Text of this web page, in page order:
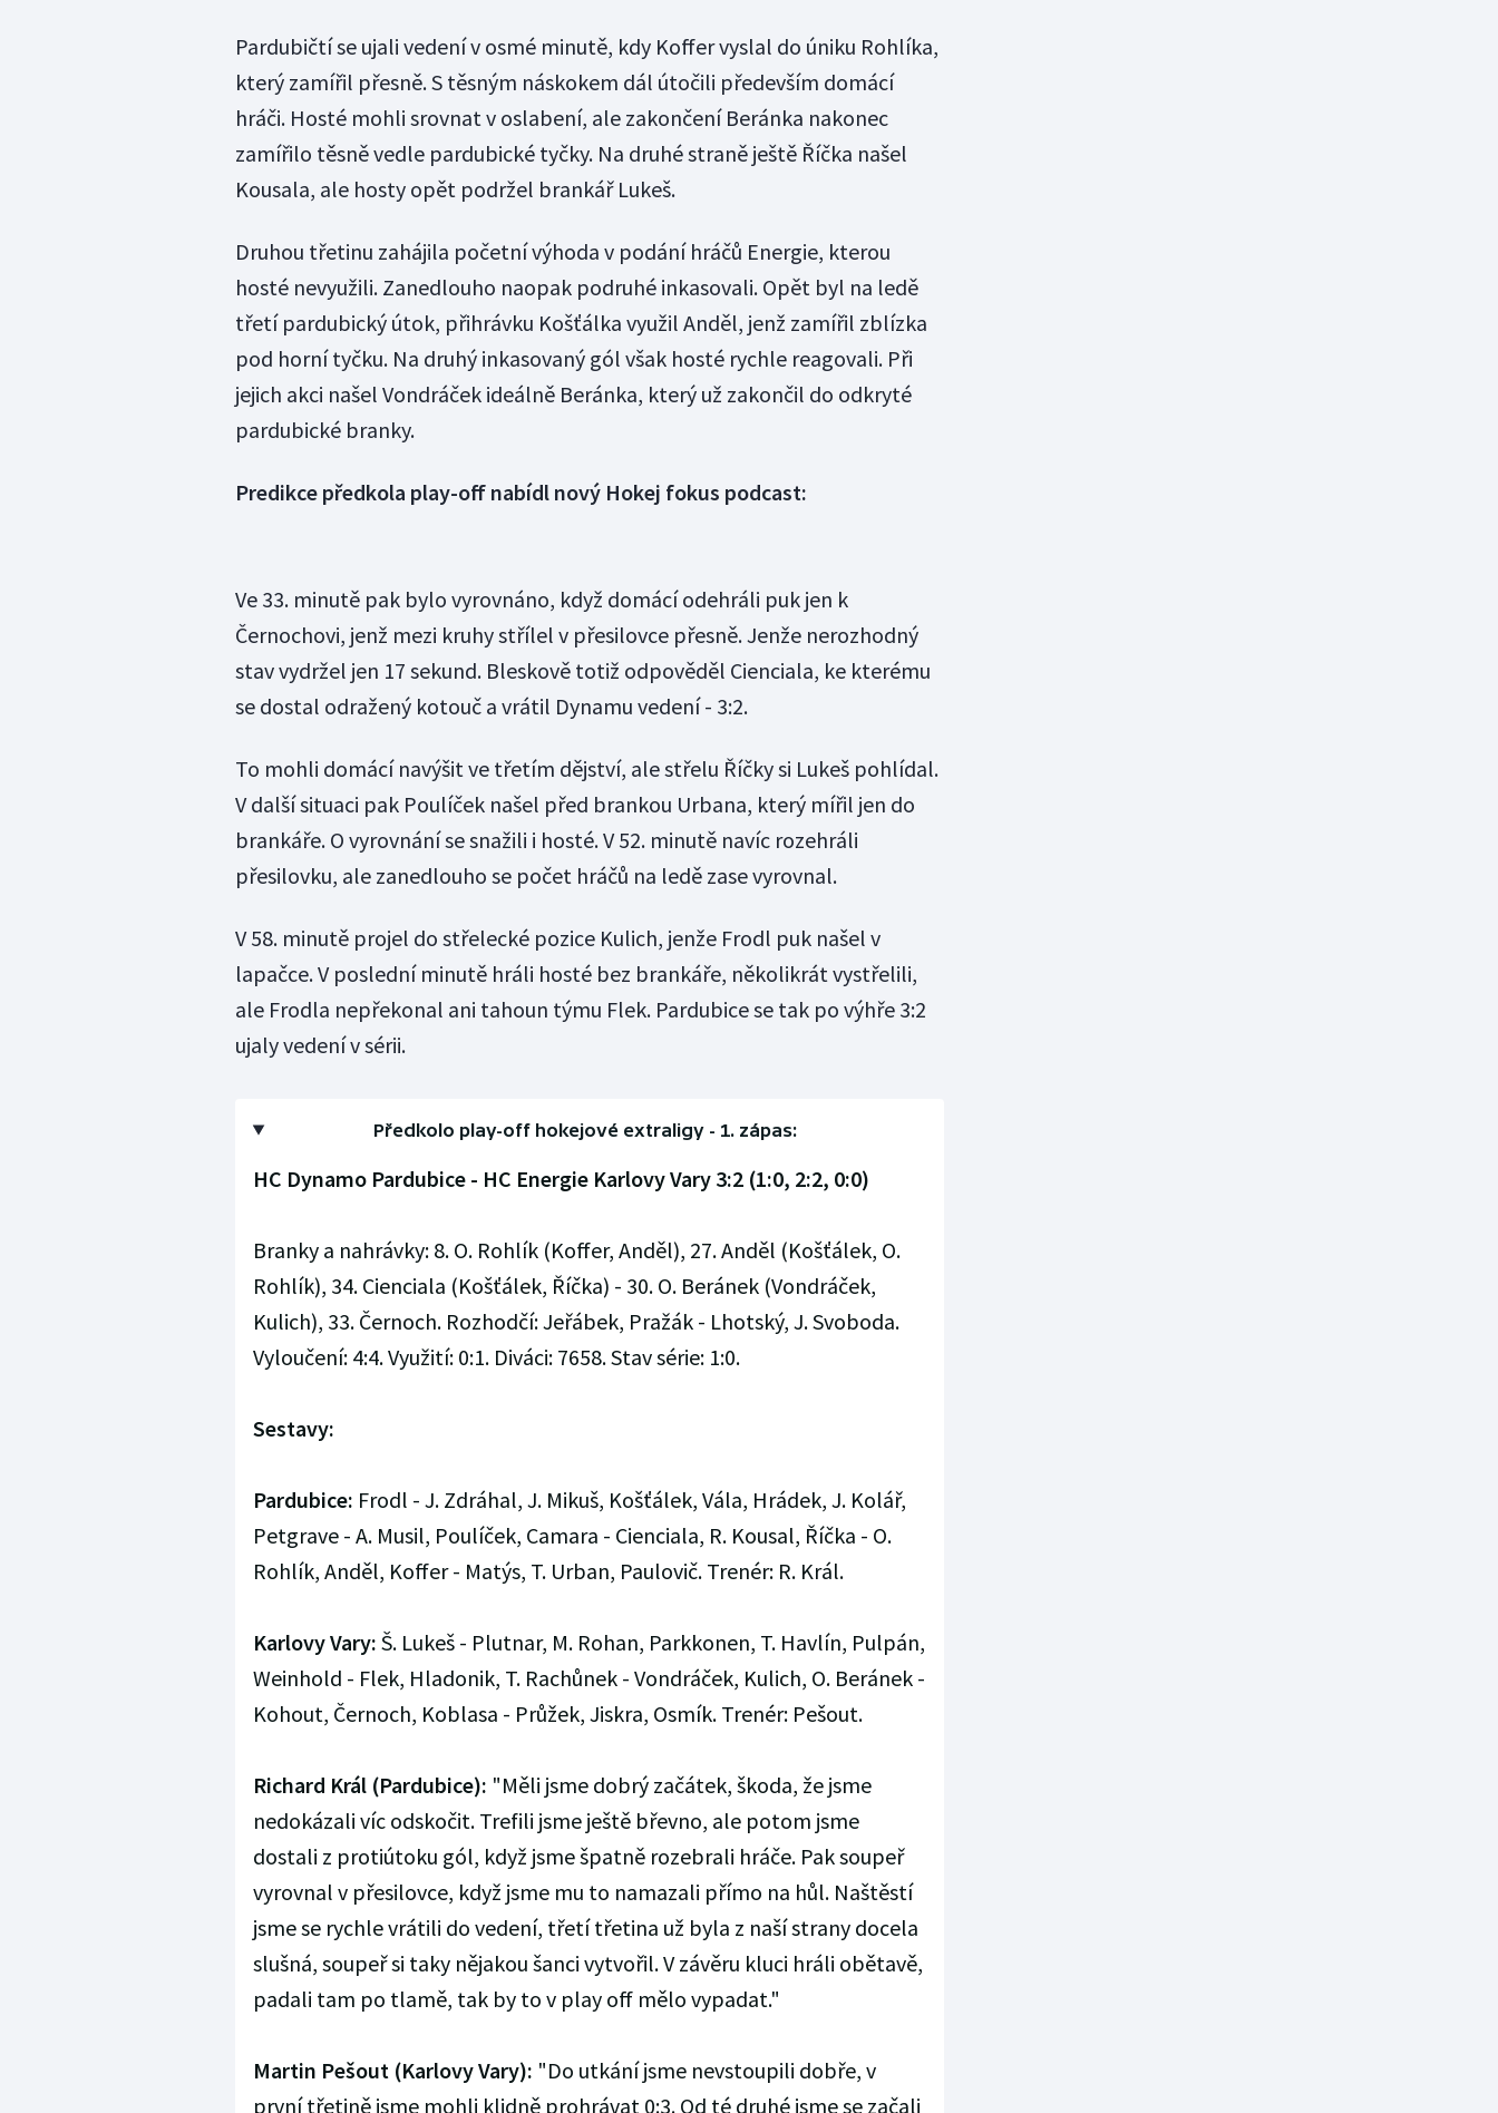
Pardubičtí se ujali vedení v osmé minutě, kdy Koffer vyslal do úniku Rohlíka,
který zamířil přesně. S těsným náskokem dál útočili především domácí
hráči. Hosté mohli srovnat v oslabení, ale zakončení Beránka nakonec
zamířilo těsně vedle pardubické tyčky. Na druhé straně ještě Říčka našel
Kousala, ale hosty opět podržel brankář Lukeš.
Druhou třetinu zahájila početní výhoda v podání hráčů Energie, kterou
hosté nevyužili. Zanedlouho naopak podruhé inkasovali. Opět byl na ledě
třetí pardubický útok, přihrávku Košťálka využil Anděl, jenž zamířil zblízka
pod horní tyčku. Na druhý inkasovaný gól však hosté rychle reagovali. Při
jejich akci našel Vondráček ideálně Beránka, který už zakončil do odkryté
pardubické branky.
Predikce předkola play-off nabídl nový Hokej fokus podcast:
Ve 33. minutě pak bylo vyrovnáno, když domácí odehráli puk jen k
Černochovi, jenž mezi kruhy střílel v přesilovce přesně. Jenže nerozhodný
stav vydržel jen 17 sekund. Bleskově totiž odpověděl Cienciala, ke kterému
se dostal odražený kotouč a vrátil Dynamu vedení - 3:2.
To mohli domácí navýšit ve třetím dějství, ale střelu Říčky si Lukeš pohlídal.
V další situaci pak Poulíček našel před brankou Urbana, který mířil jen do
brankáře. O vyrovnání se snažili i hosté. V 52. minutě navíc rozehráli
přesilovku, ale zanedlouho se počet hráčů na ledě zase vyrovnal.
V 58. minutě projel do střelecké pozice Kulich, jenže Frodl puk našel v
lapačce. V poslední minutě hráli hosté bez brankáře, několikrát vystřelili,
ale Frodla nepřekonal ani tahoun týmu Flek. Pardubice se tak po výhře 3:2
ujaly vedení v sérii.
Předkolo play-off hokejové extraligy - 1. zápas:
HC Dynamo Pardubice - HC Energie Karlovy Vary 3:2 (1:0, 2:2, 0:0)
Branky a nahrávky: 8. O. Rohlík (Koffer, Anděl), 27. Anděl (Košťálek, O.
Rohlík), 34. Cienciala (Košťálek, Říčka) - 30. O. Beránek (Vondráček,
Kulich), 33. Černoch. Rozhodčí: Jeřábek, Pražák - Lhotský, J. Svoboda.
Vyloučení: 4:4. Využití: 0:1. Diváci: 7658. Stav série: 1:0.
Sestavy:
Pardubice: Frodl - J. Zdráhal, J. Mikuš, Košťálek, Vála, Hrádek, J. Kolář,
Petgrave - A. Musil, Poulíček, Camara - Cienciala, R. Kousal, Říčka - O.
Rohlík, Anděl, Koffer - Matýs, T. Urban, Paulovič. Trenér: R. Král.
Karlovy Vary: Š. Lukeš - Plutnar, M. Rohan, Parkkonen, T. Havlín, Pulpán,
Weinhold - Flek, Hladonik, T. Rachůnek - Vondráček, Kulich, O. Beránek -
Kohout, Černoch, Koblasa - Průžek, Jiskra, Osmík. Trenér: Pešout.
Richard Král (Pardubice): "Měli jsme dobrý začátek, škoda, že jsme
nedokázali víc odskočit. Trefili jsme ještě břevno, ale potom jsme
dostali z protiútoku gól, když jsme špatně rozebrali hráče. Pak soupeř
vyrovnal v přesilovce, když jsme mu to namazali přímo na hůl. Naštěstí
jsme se rychle vrátili do vedení, třetí třetina už byla z naší strany docela
slušná, soupeř si taky nějakou šanci vytvořil. V závěru kluci hráli obětavě,
padali tam po tlamě, tak by to v play off mělo vypadat."
Martin Pešout (Karlovy Vary): "Do utkání jsme nevstoupili dobře, v
první třetině jsme mohli klidně prohrávat 0:3. Od té druhé jsme se začali